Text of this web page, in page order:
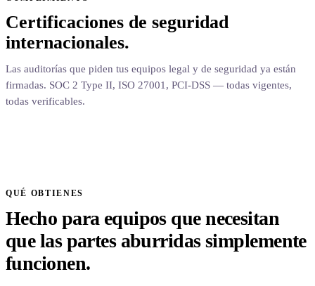
Certificaciones de seguridad
internacionales.
Las auditorías que piden tus equipos legal y de seguridad ya están
firmadas. SOC 2 Type II, ISO 27001, PCI-DSS — todas vigentes,
todas verificables.
QUÉ OBTIENES
Hecho para equipos que necesitan
que las partes aburridas simplemente
funcionen.